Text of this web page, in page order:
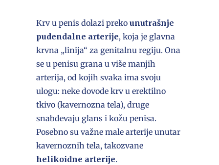
Krv u penis dolazi preko unutrašnje
pudendalne arterije, koja je glavna
krvna „linija“ za genitalnu regiju. Ona
se u penisu grana u više manjih
arterija, od kojih svaka ima svoju
ulogu: neke dovode krv u erektilno
tkivo (kavernozna tela), druge
snabdevaju glans i kožu penisa.
Posebno su važne male arterije unutar
kavernoznih tela, takozvane
helikoidne arterije.